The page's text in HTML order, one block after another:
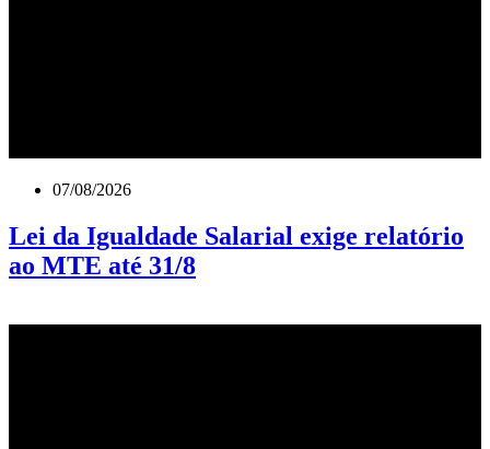
07/08/2026
Lei da Igualdade Salarial exige relatório
ao MTE até 31/8